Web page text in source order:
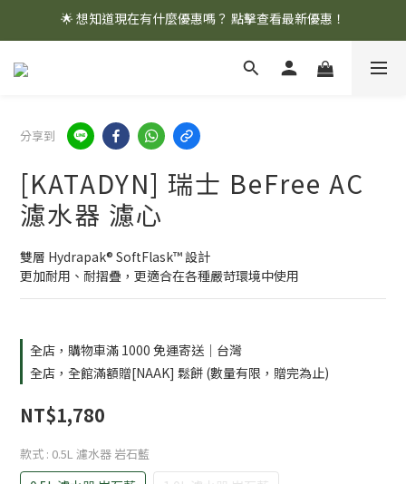
🌟 想知道現在有什麼優惠嗎？ 點擊查看最新優惠！
🌟 想知道現在有什麼優惠嗎？ 點擊查看最新優惠！
分享到
[KATADYN] 瑞士 BeFree AC
濾水器 濾心
雙層 Hydrapak® SoftFlask™ 設計
更加耐用、耐摺疊，更適合在各種嚴苛環境中使用
全店，購物車滿 1000 免運寄送｜台灣
全店，全館滿額贈[NAAK] 鬆餅 (數量有限，贈完為止)
NT$1,780
款式 : 0.5L 濾水器 岩石藍